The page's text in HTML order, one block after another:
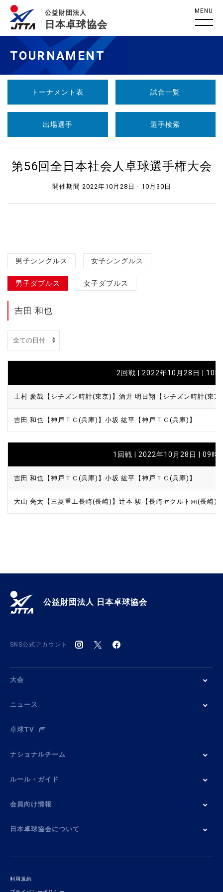
公益財団法人
日本卓球協会
MENU
TOURNAMENT
トーナメント表 試合一覧
出場選手 選手検索
第56回全日本社会人卓球選手権大会
開催期間 2022年10月28日 - 10月30日
男子シングルス 女子シングルス
男子ダブルス 女子ダブルス
吉田 和也
2回戦 | 2022年10月28日 | 10
上村 慶哉【シチズン時計(東京)】 酒井 明日翔【シチズン時計(東京
吉田 和也【神戸ＴＣ(兵庫)】 小坂 紘平【神戸ＴＣ(兵庫)】
1回戦 | 2022年10月28日 | 09時
吉田 和也【神戸ＴＣ(兵庫)】 小坂 紘平【神戸ＴＣ(兵庫)】
大山 亮太【三菱重工長崎(長崎)】 辻本 駿【長崎ヤクルト㈱(長崎)
公益財団法人 日本卓球協会
SNS公式アカウント
大会
ニュース
卓球TV
ナショナルチーム
ルール・ガイド
会員向け情報
日本卓球協会について
利用規約